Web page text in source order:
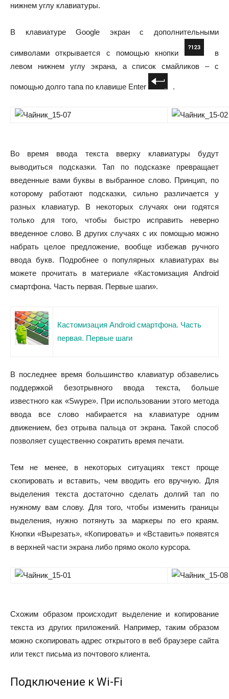
нижнем углу клавиатуры.
В клавиатуре Google экран с дополнительными
символами открывается с помощью кнопки
в
левом нижнем углу экрана, а список смайликов – с
помощью долго тапа по клавише Enter .
Во время ввода текста вверху клавиатуры будут
выводиться подсказки. Тап по подсказке превращает
введенные вами буквы в выбранное слово. Принцип, по
которому работают подсказки, сильно различается у
разных клавиатур. В некоторых случаях они годятся
только для того, чтобы быстро исправить неверно
введенное слово. В других случаях с их помощью можно
набрать целое предложение, вообще избежав ручного
ввода букв. Подробнее о популярных клавиатурах вы
можете прочитать в материале «Кастомизация Android
смартфона. Часть первая. Первые шаги».
Кастомизация Android смартфона. Часть
первая. Первые шаги
В последнее время большинство клавиатур обзавелись
поддержкой безотрывного ввода текста, больше
известного как «Swype». При использовании этого метода
ввода все слово набирается на клавиатуре одним
движением, без отрыва пальца от экрана. Такой способ
позволяет существенно сократить время печати.
Тем не менее, в некоторых ситуациях текст проще
скопировать и вставить, чем вводить его вручную. Для
выделения текста достаточно сделать долгий тап по
нужному вам слову. Для того, чтобы изменить границы
выделения, нужно потянуть за маркеры по его краям.
Кнопки «Вырезать», «Копировать» и «Вставить» появятся
в верхней части экрана либо прямо около курсора.
Схожим образом происходит выделение и копирование
текста из других приложений. Например, таким образом
можно скопировать адрес открытого в веб браузере сайта
или текст письма из почтового клиента.
Подключение к Wi-Fi